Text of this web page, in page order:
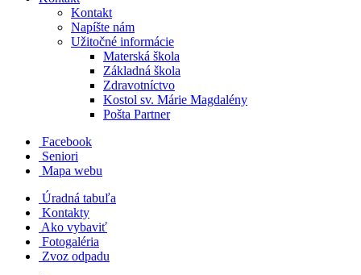
Kontakt
Napíšte nám
Užitočné informácie
Materská škola
Základná škola
Zdravotníctvo
Kostol sv. Márie Magdalény
Pošta Partner
Facebook
Seniori
Mapa webu
Úradná tabuľa
Kontakty
Ako vybaviť
Fotogaléria
Zvoz odpadu